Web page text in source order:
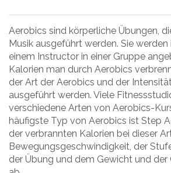
Aerobics sind körperliche Übungen,
Musik ausgeführt werden. Sie
einem Instructor in einer Gruppe
Kalorien man durch Aerobics
der Art der Aerobics und der
ausgeführt werden. Viele
verschiedene Arten von Aerobics-
häufigste Typ von Aerobics ist Step
der verbrannten Kalorien bei dieser
Bewegungsgeschwindigkeit, der
der Übung und dem Gewicht und der